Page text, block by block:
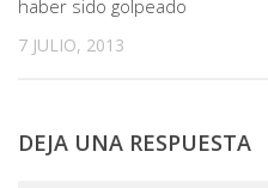
haber sido golpeado
7 JULIO, 2013
DEJA UNA RESPUESTA